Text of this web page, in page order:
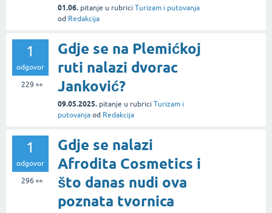
01.06. pitanje u rubrici Turizam i putovanja
od Redakcija
1
odgovor
229 👀
Gdje se na Plemićkoj
ruti nalazi dvorac
Janković?
09.05.2025. pitanje u rubrici Turizam i
putovanja od Redakcija
1
odgovor
296 👀
Gdje se nalazi
Afrodita Cosmetics i
što danas nudi ova
poznata tvornica